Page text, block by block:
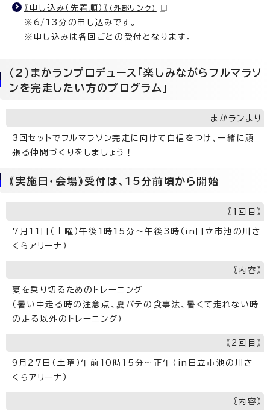
｟申し込み（先着順）｠ （外部リンク）
※6/13分の申し込みです。
※申し込みは各回ごとの受付となります。
（2）まかランプロデュース「楽しみながらフルマラソ
ンを完走したい方のプログラム」
まかランより
3回セットでフルマラソン完走に向けて自信をつけ、一緒に頑
張る仲間づくりをしましょう！
｟実施日・会場｠受付は、15分前頃から開始
｟1回目｠
7月11日（土曜）午後1時15分～午後3時（in日立市池の川さ
くらアリーナ）
｟内容｠
夏を乗り切るためのトレーニング
（暑い中走る時の注意点、夏バテの食事法、暑くて走れない時
の走る以外のトレーニング）
｟2回目｠
9月27日（土曜）午前10時15分～正午（in日立市池の川さ
くらアリーナ）
｟内容｠